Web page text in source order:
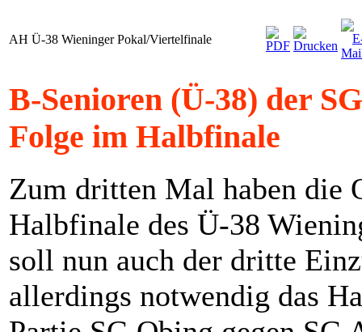
AH Ü-38 Wieninger Pokal/Viertelfinale
B-Senioren (Ü-38) der
Folge im Halbfinale
Zum dritten Mal haben die
Halbfinale des Ü-38
soll nun auch der dritte
allerdings notwendig das